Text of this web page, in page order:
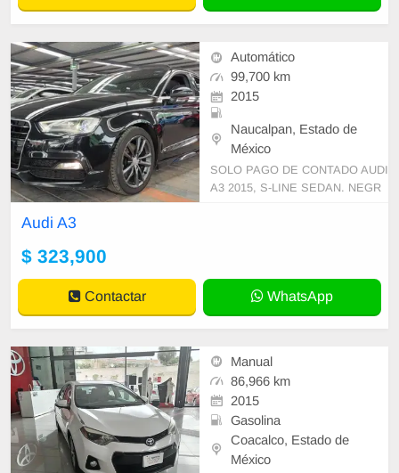
Automático
99,700 km
2015
Naucalpan, Estado de
México
SOLO PAGO DE CONTADO AUDI
A3 2015, S-LINE SEDAN. NEGR
Audi A3
$ 323,900
Contactar WhatsApp
Manual
86,966 km
2015
Gasolina
Coacalco, Estado de
México